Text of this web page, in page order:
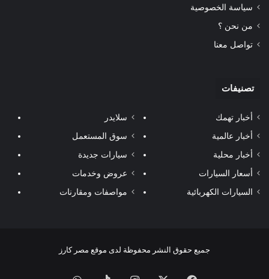
سياسة الخصوصية
من نحن ؟
تواصل معنا
تصنيفات
أخبار تهمك
أخبار عالمية
أخبار محلية
أسعار السيارات
السيارات الكهربائية
سلايدر
سوق المستعمل
سيارات جديدة
عروض وخدمات
مواصفات ومقارنات
جميع حقوق النشر محفوظة لدى موقع مصر كارز